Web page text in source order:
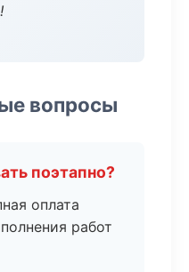
вопросы
поэтапно?
оплата
работ